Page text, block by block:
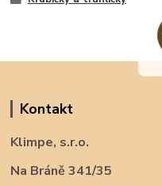
Kontakt
Klimpe, s.r.o.
Na Bráně 341/35